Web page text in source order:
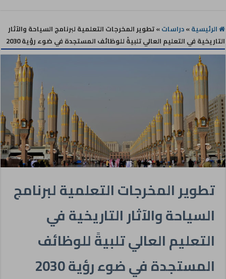
الرئيسية»دراسات»تطوير المخرجات التعلمية لبرنامج السياحة والآثار
التاريخية في التعليم العالي تلبيةً للوظائف المستجدة في ضوء رؤية 2030
تطوير المخرجات التعلمية لبرنامج
السياحة والآثار التاريخية في
التعليم العالي تلبيةً للوظائف
المستجدة في ضوء رؤية 2030